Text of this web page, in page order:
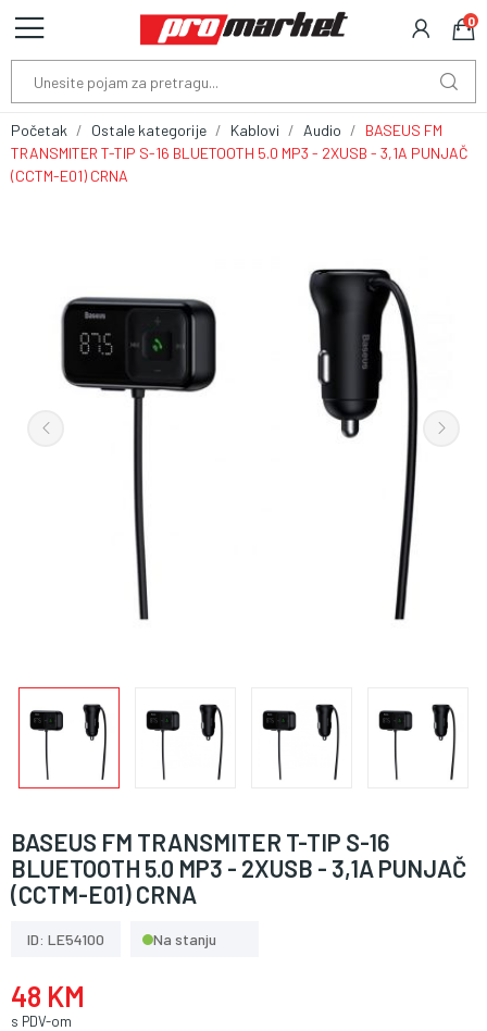
0
Početak Ostale kategorije Kablovi Audio
BASEUS FM
TRANSMITER T-TIP S-16 BLUETOOTH 5.0 MP3 - 2XUSB - 3,1A PUNJAČ
(CCTM-E01) CRNA
BASEUS FM TRANSMITER T-TIP S-16
BLUETOOTH 5.0 MP3 - 2XUSB - 3,1A PUNJAČ
(CCTM-E01) CRNA
ID: LE54100 Na stanju
48 KM
s PDV-om